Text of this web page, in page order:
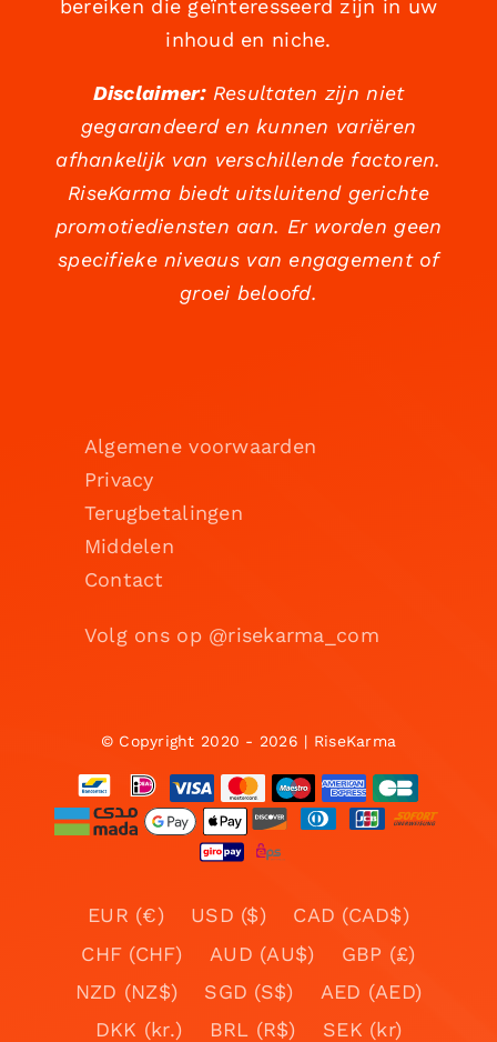
bereiken die geïnteresseerd zijn in uw
inhoud en niche.
Disclaimer:Resultaten zijn niet
gegarandeerd en kunnen variëren
afhankelijk van verschillende factoren.
RiseKarma biedt uitsluitend gerichte
promotiediensten aan. Er worden geen
specifieke niveaus van engagement of
groei beloofd.
Algemene voorwaarden
Privacy
Terugbetalingen
Middelen
Contact
Volg ons op @risekarma_com
© Copyright 2020 - 2026 | RiseKarma
EUR (€) USD ($)
CAD (CAD$)
CHF (CHF)
AUD (AU$)
GBP (£)
NZD (NZ$)
SGD (S$)
AED (AED)
DKK (kr.)
BRL (R$)
SEK (kr)